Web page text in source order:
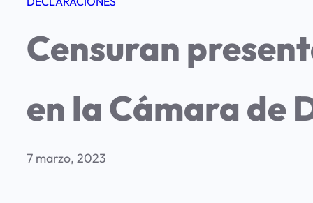
Censuran
en la Cámara de
7 marzo, 2023